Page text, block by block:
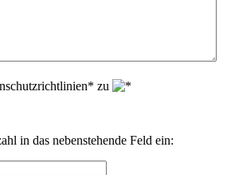
zu
in das nebenstehende Feld ein: